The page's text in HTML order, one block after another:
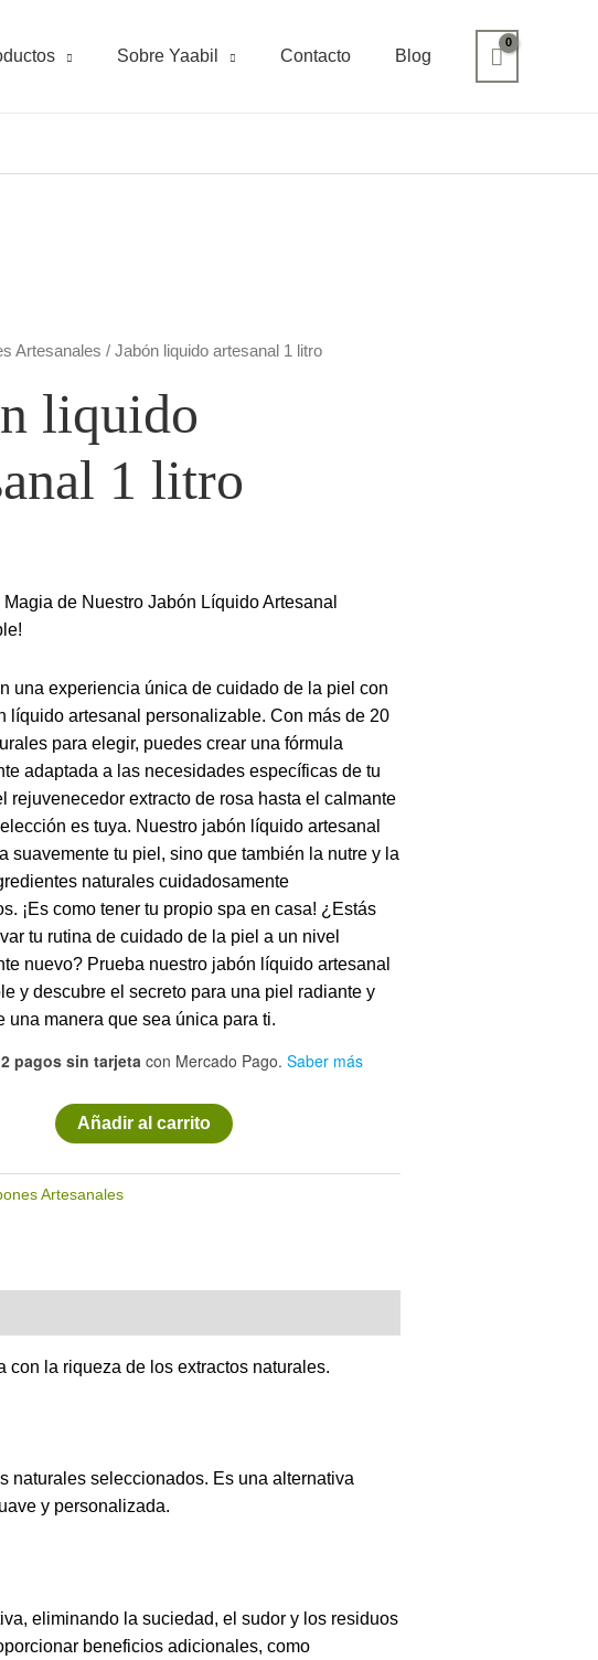
Sobre Yaabil Contacto Blog
Artesanales / Jabón liquido artesanal 1 litro
liquido
1 litro
Magia de Nuestro Jabón Líquido Artesanal
una experiencia única de cuidado de la piel con
líquido artesanal personalizable. Con más de 20
para elegir, puedes crear una fórmula
adaptada a las necesidades específicas de tu
rejuvenecedor extracto de rosa hasta el calmante
es tuya. Nuestro jabón líquido artesanal
suavemente tu piel, sino que también la nutre y la
naturales cuidadosamente
¡Es como tener tu propio spa en casa! ¿Estás
tu rutina de cuidado de la piel a un nivel
nuevo? Prueba nuestro jabón líquido artesanal
y descubre el secreto para una piel radiante y
una manera que sea única para ti.
pagos sin tarjeta con Mercado Pago. Saber más
Añadir al carrito
Artesanales
la riqueza de los extractos naturales.
naturales seleccionados. Es una alternativa
y personalizada.
eliminando la suciedad, el sudor y los residuos
beneficios adicionales, como